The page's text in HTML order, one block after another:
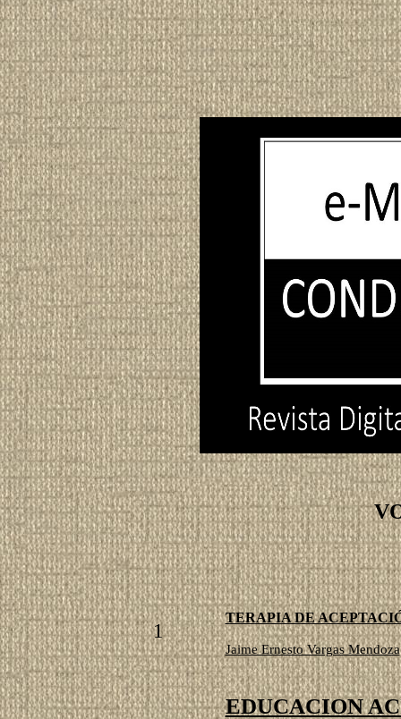
1
TERAPIA DE
Jaime Ernesto Vargas Mendoza
EDUCACION